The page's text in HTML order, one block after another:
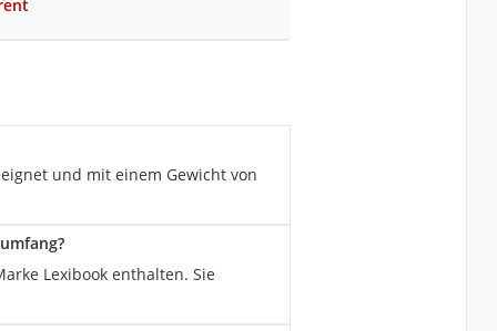
und mit einem Gewicht von
Lexibook enthalten. Sie